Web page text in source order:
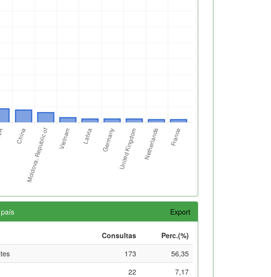
Export
Consultas
Perc.(%)
173
56,35
22
7,17